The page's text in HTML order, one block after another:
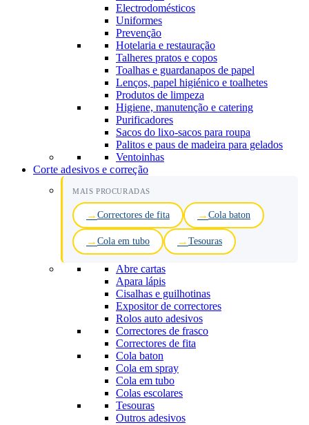
Electrodomésticos
Uniformes
Prevenção
Hotelaria e restauração
Talheres pratos e copos
Toalhas e guardanapos de papel
Lenços, papel higiénico e toalhetes
Produtos de limpeza
Higiene, manutenção e catering
Purificadores
Sacos do lixo-sacos para roupa
Palitos e paus de madeira para gelados
Ventoinhas
Corte adesivos e correção
MAIS PROCURADAS
Correctores de fita Cola baton
Cola em tubo Tesouras
Abre cartas
Apara lápis
Cisalhas e guilhotinas
Expositor de correctores
Rolos auto adesivos
Correctores de frasco
Correctores de fita
Cola baton
Cola em spray
Cola em tubo
Colas escolares
Tesouras
Outros adesivos